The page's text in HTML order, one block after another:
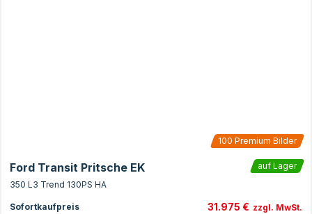
100 Premium Bilder
Ford Transit Pritsche EK
auf Lager
350 L3 Trend 130PS HA
Sofortkaufpreis 31.975 € zzgl. MwSt.